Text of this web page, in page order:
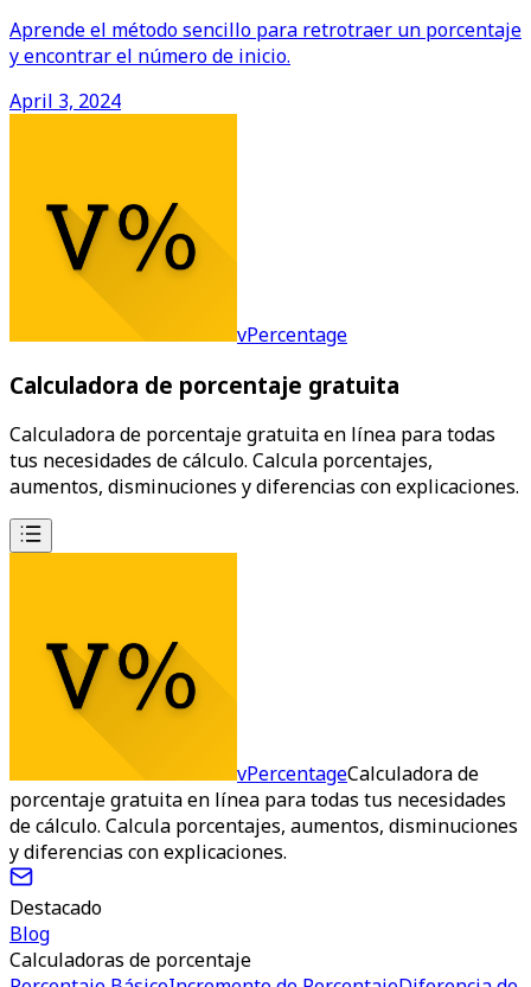
Aprende el método sencillo para retrotraer un porcentaje
y encontrar el número de inicio.
April 3, 2024
vPercentage
Calculadora de porcentaje gratuita
Calculadora de porcentaje gratuita en línea para todas
tus necesidades de cálculo. Calcula porcentajes,
aumentos, disminuciones y diferencias con explicaciones.
vPercentageCalculadora de
porcentaje gratuita en línea para todas tus necesidades
de cálculo. Calcula porcentajes, aumentos, disminuciones
y diferencias con explicaciones.
Destacado
Blog
Calculadoras de porcentaje